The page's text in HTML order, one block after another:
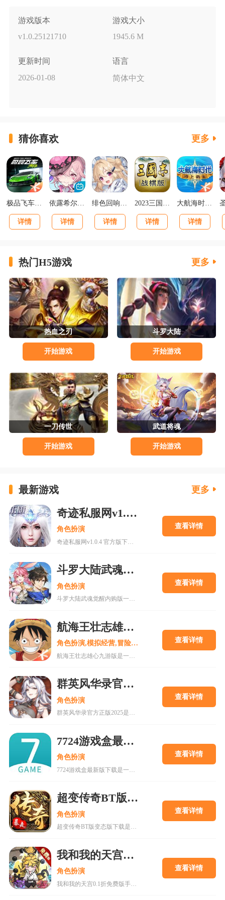
游戏版本
v1.0.25121710
游戏大小
1945.6 M
更新时间
2026-01-08
语言
简体中文
猜你喜欢 更多
极品飞车集结最新版v1.1.184.1931331
详情
依露希尔星晓官方正版
详情
绯色回响正版
详情
2023三国志战棋版下载官网版
详情
大航海时代海上霸主下载
详情
热门H5游戏 更多
热血之刃
开始游戏
斗罗大陆
开始游戏
一刀传世
开始游戏
武道将魂
开始游戏
最新游戏 更多
奇迹私服网v1.0.4 官方版下载
角色扮演 查看详情
斗罗大陆武魂觉醒内购版
角色扮演
斗罗大陆武魂觉醒内购版一款最新公测的玄幻修仙手游，经典IP改编，游戏高度还原人物剧情，上线就送礼包，魂器魂环应有尽有，等级越高福利越多，收集角色搭配阵容，自动匹配真人玩家。18183手游网为您提供斗罗大陆武魂觉醒内购版下载。
查看详情
航海王壮志雄心九游版
角色扮演,模拟经营,冒险解谜 查看详情
群英风华录官方正版2025
角色扮演
群英风华录官方正版2025是一款集策略、养成与冒险于一体的国风卡牌游戏，以三国背景为题材，玩家将在历史的洪流中书写属于自己的传奇篇章，通过招募群英，征战四方称霸天下。喜欢的快来18183下载吧~
查看详情
7724游戏盒最新版下载
角色扮演 查看详情
超变传奇BT版变态版下载
角色扮演
超变传奇BT版变态版下载是一款以PK为主的大型即时战斗游戏。经典复古的传奇游戏,轻松挂机,高度自由的开放性规则设定等你来解锁!
查看详情
我和我的天宫0.1折免费版手游
角色扮演 查看详情